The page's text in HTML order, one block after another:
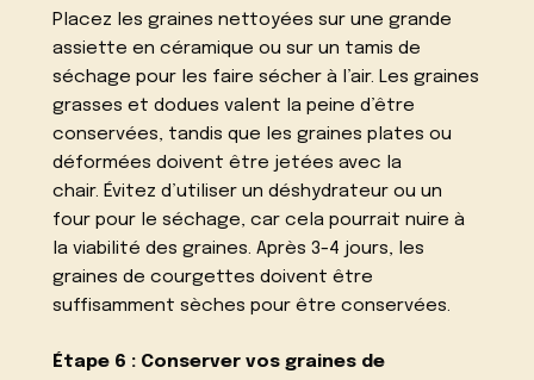
Placez les graines nettoyées sur une grande
assiette en céramique ou sur un tamis de
séchage pour les faire sécher à l’air. Les graines
grasses et dodues valent la peine d’être
conservées, tandis que les graines plates ou
déformées doivent être jetées avec la
chair. Évitez d’utiliser un déshydrateur ou un
four pour le séchage, car cela pourrait nuire à
la viabilité des graines. Après 3-4 jours, les
graines de courgettes doivent être
suffisamment sèches pour être conservées.
Étape 6 : Conserver vos graines de